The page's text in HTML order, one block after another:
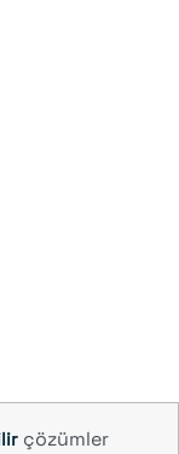
çözümler